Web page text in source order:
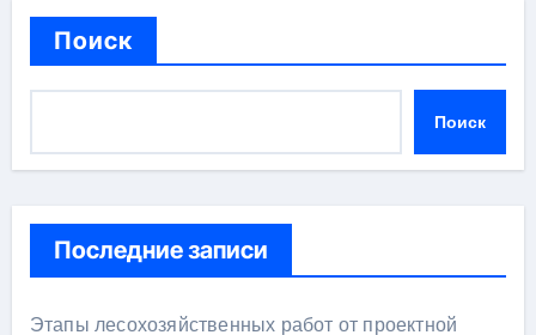
Поиск
Поиск
Последние записи
Этапы лесохозяйственных работ от проектной